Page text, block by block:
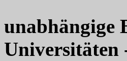
unabhängige
Universitäten